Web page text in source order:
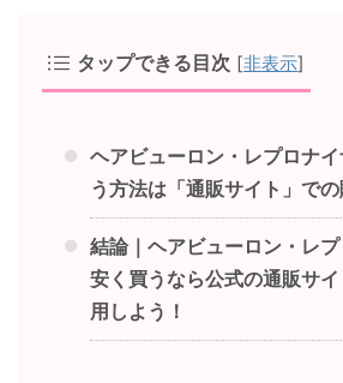
タップできる目次 [非表示]
ヘアビューロン・レプロナ
う方法は「通販サイト」で
結論｜ヘアビューロン・レ
安く買うなら公式の通販サ
用しよう！